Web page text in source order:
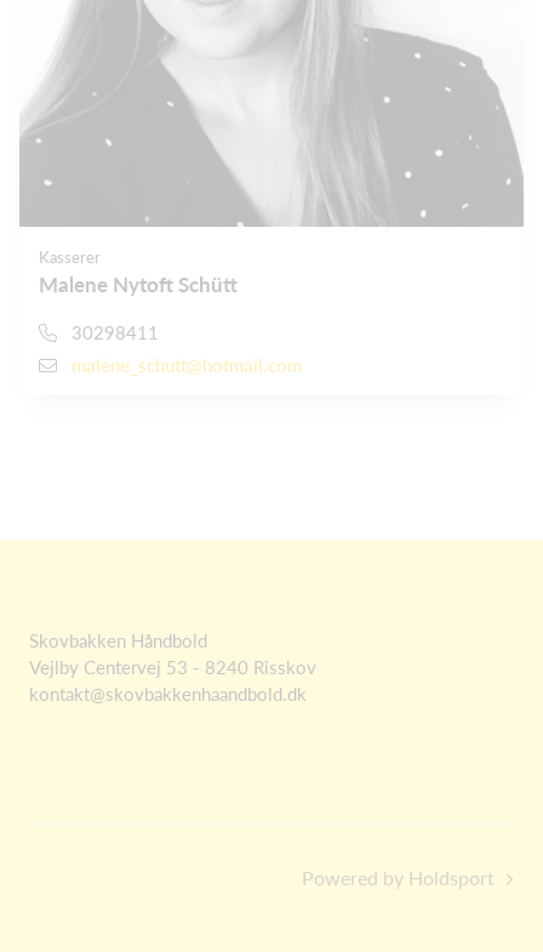
Kasserer
Malene Nytoft Schütt
30298411
malene_schutt@hotmail.com
Skovbakken Håndbold
Vejlby Centervej 53 - 8240 Risskov
kontakt@skovbakkenhaandbold.dk
Powered by Holdsport